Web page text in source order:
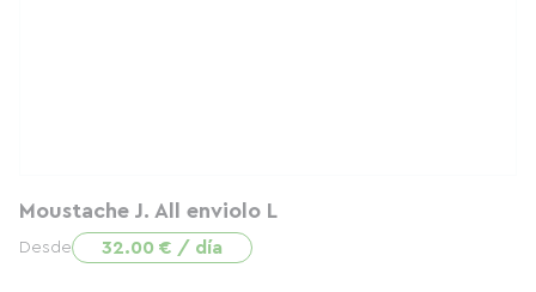
Moustache J. All enviolo L
Desde 32.00 € / día